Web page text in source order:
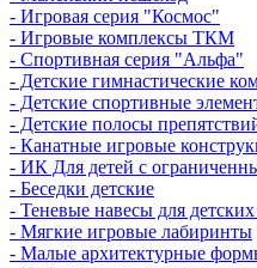
- Игровая серия "Космос"
- Игровые комплексы ТКМ
- Спортивная серия "Альфа"
- Детские гимнастические
- Детские спортивные
- Детские полосы
- Канатные игровые
- ИК Для детей с
- Беседки детские
- Теневые навесы для
- Мягкие игровые лабиринты
- Малые архитектурные